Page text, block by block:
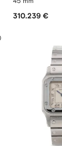
310.239 €